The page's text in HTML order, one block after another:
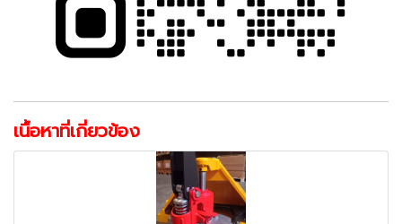
เนื้อหาที่เกี่ยวข้อง